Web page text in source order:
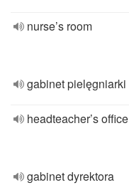
nurse’s room
gabinet pielęgniarki
headteacher’s office
gabinet dyrektora